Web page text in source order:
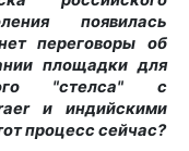
появилась
переговоры об
площадки для
"стелса" с
и индийскими
процесс сейчас?